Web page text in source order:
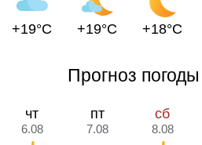
+19°C +19°C +18°C
Прогноз
чт
6.08
пт
7.08
сб
8.08